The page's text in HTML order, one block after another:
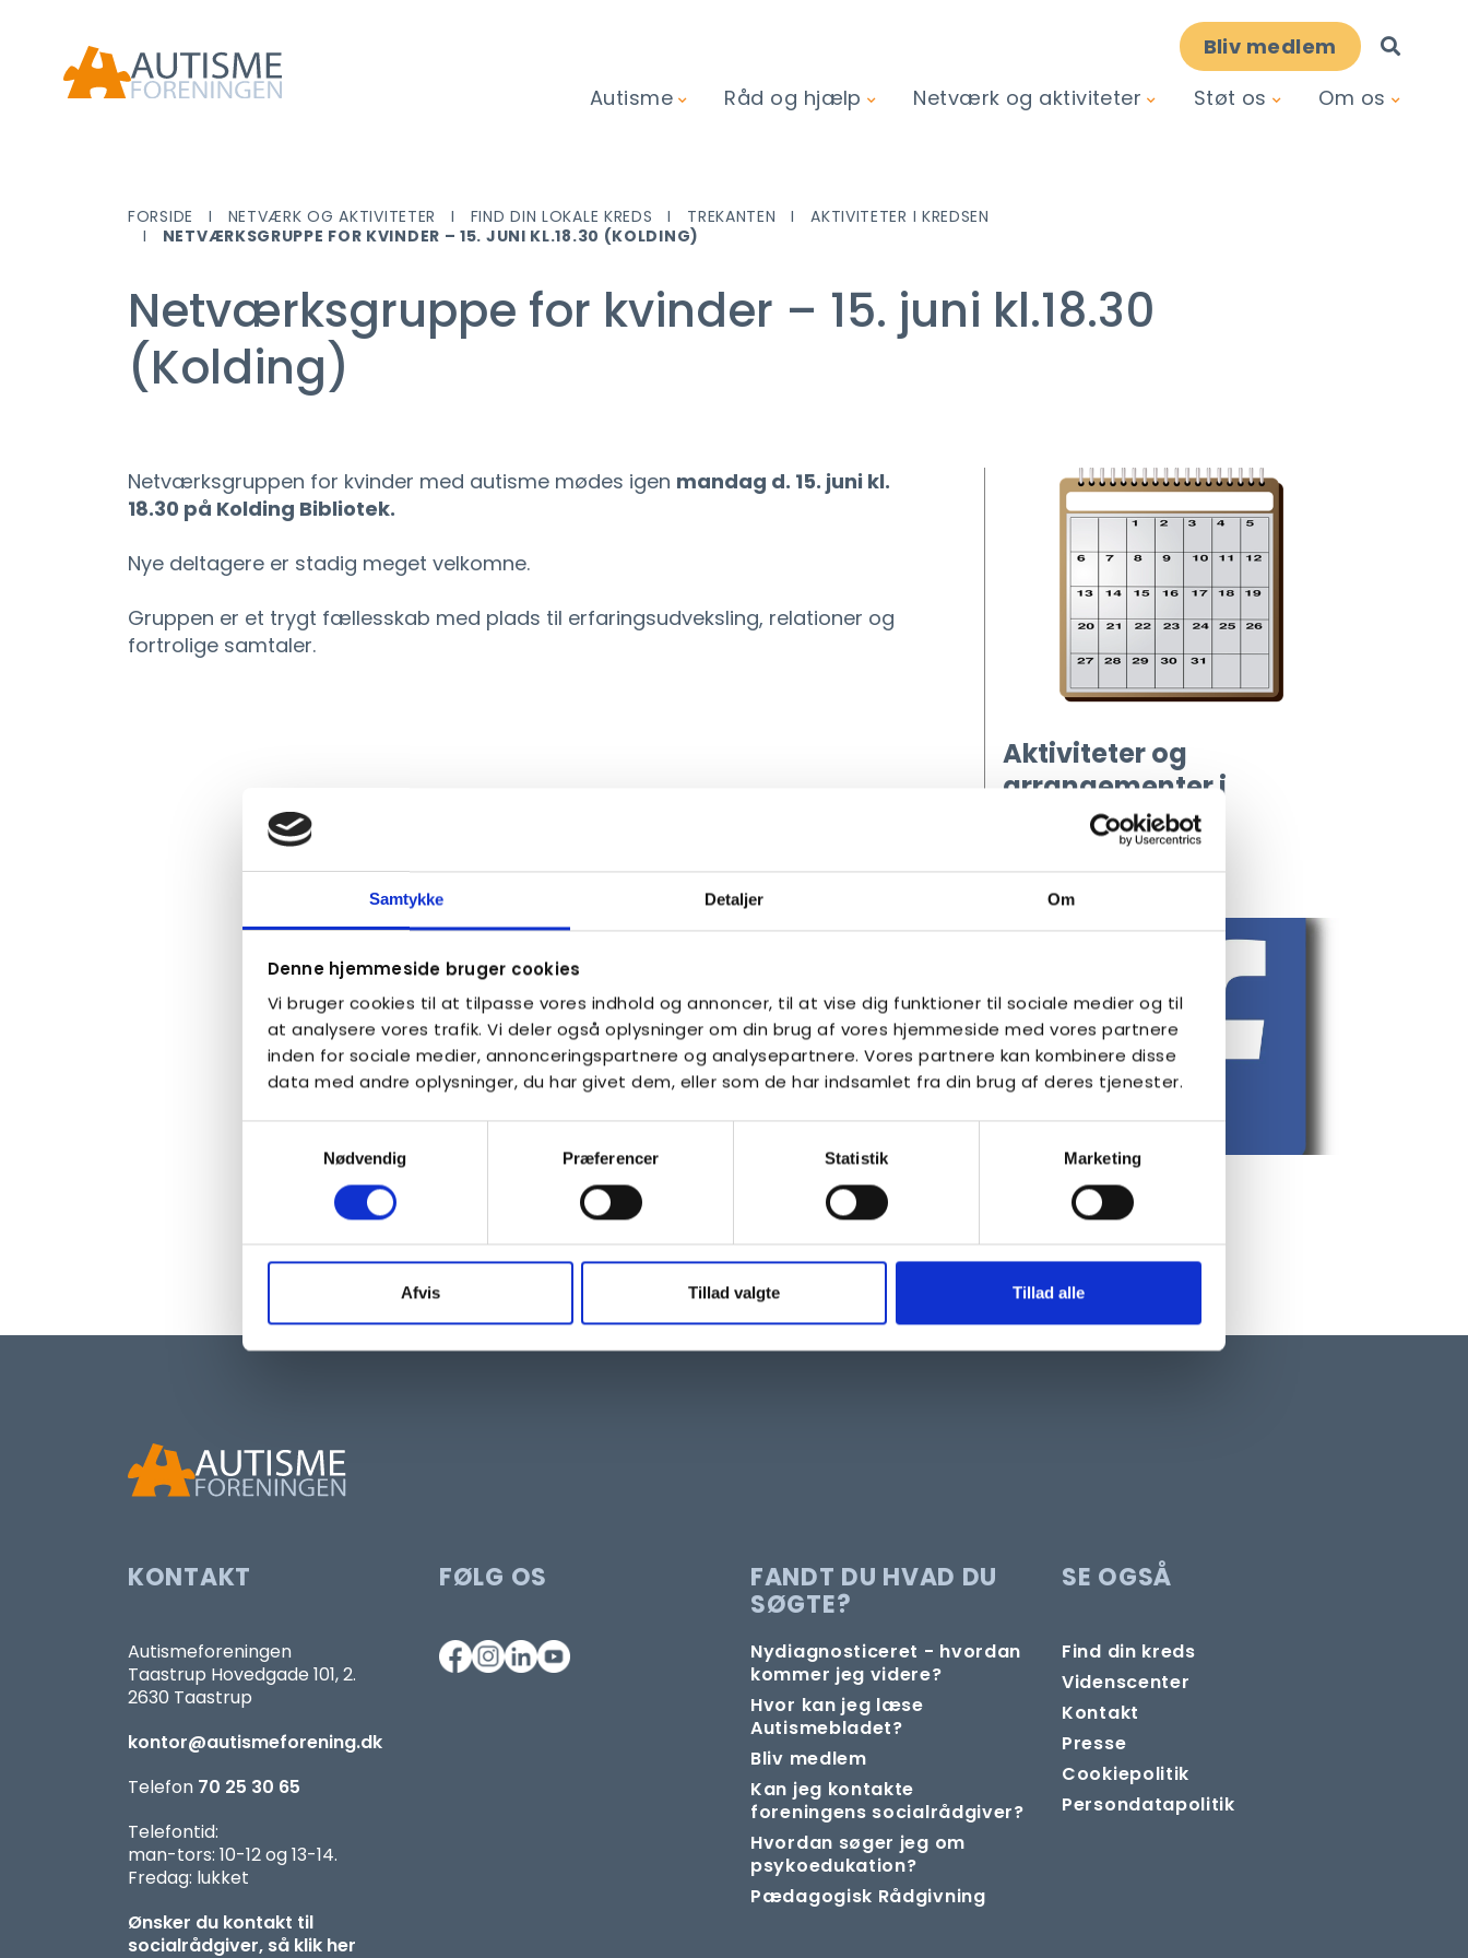
Samtykke Detaljer Om
Denne hjemmeside bruger cookies
Vi bruger cookies til at tilpasse vores indhold og annoncer, til at vise dig funktioner til sociale medier og til
at analysere vores trafik. Vi deler også oplysninger om din brug af vores hjemmeside med vores partnere
inden for sociale medier, annonceringspartnere og analysepartnere. Vores partnere kan kombinere disse
data med andre oplysninger, du har givet dem, eller som de har indsamlet fra din brug af deres tjenester.
Nødvendig
Præferencer Statistik Marketing
Afvis Tillad valgte Tillad alle
Bliv medlem
Autisme
Råd og hjælp Netværk og aktiviteter Støt os Om os
FORSIDE NETVÆRK OG AKTIVITETER FIND DIN LOKALE KREDS TREKANTEN
AKTIVITETER I KREDSEN
NETVÆRKSGRUPPE FOR KVINDER – 15. JUNI KL.18.30 (KOLDING)
Netværksgruppe for kvinder – 15. juni kl.18.30
(Kolding)
Netværksgruppen for kvinder med autisme mødes igen mandag d. 15. juni kl.
18.30 på Kolding Bibliotek.
Nye deltagere er stadig meget velkomne.
Gruppen er et trygt fællesskab med plads til erfaringsudveksling, relationer og
fortrolige samtaler.
Aktiviteter og
arrangementer i
kredsen
Besøg kredsens
facebookside
KONTAKT
Autismeforeningen
Taastrup Hovedgade 101, 2.
2630 Taastrup
kontor@autismeforening.dk
Telefon 70 25 30 65
Telefontid:
man-tors: 10-12 og 13-14.
Fredag: lukket
Ønsker du kontakt til
socialrådgiver, så klik her
FØLG OS
FANDT DU HVAD DU
SØGTE?
Nydiagnosticeret - hvordan
kommer jeg videre?
Hvor kan jeg læse
Autismebladet?
Bliv medlem
Kan jeg kontakte
foreningens socialrådgiver?
Hvordan søger jeg om
psykoedukation?
Pædagogisk Rådgivning
SE OGSÅ
Find din kreds
Videnscenter
Kontakt
Presse
Cookiepolitik
Persondatapolitik